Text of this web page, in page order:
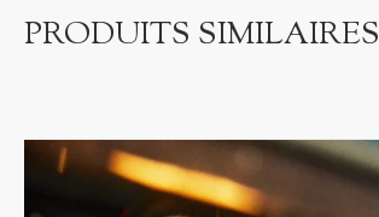
PRODUITS SIMILAIRES